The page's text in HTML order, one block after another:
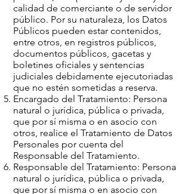
calidad de comerciante o de servidor
público. Por su naturaleza, los Datos
Públicos pueden estar contenidos,
entre otros, en registros públicos,
documentos públicos, gacetas y
boletines oficiales y sentencias
judiciales debidamente ejecutoriadas
que no estén sometidas a reserva.
Encargado del Tratamiento: Persona
natural o jurídica, pública o privada,
que por sí misma o en asocio con
otros, realice el Tratamiento de Datos
Personales por cuenta del
Responsable del Tratamiento.
Responsable del Tratamiento: Persona
natural o jurídica, pública o privada,
que por sí misma o en asocio con